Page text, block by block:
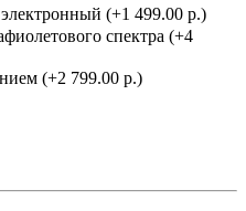
(+1 499.00 р.)
спектра (+4
(+2 799.00 р.)